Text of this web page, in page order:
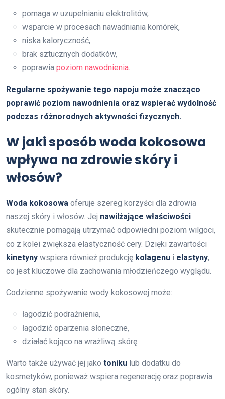
pomaga w uzupełnianiu elektrolitów,
wsparcie w procesach nawadniania komórek,
niska kaloryczność,
brak sztucznych dodatków,
poprawia poziom nawodnienia
Regularne spożywanie tego napoju może znacząco
poprawić poziom nawodnienia oraz wspierać wydolność
podczas różnorodnych aktywności fizycznych.
W jaki sposób woda kokosowa
wpływa na zdrowie skóry i
włosów?
Woda kokosowa oferuje szereg korzyści dla zdrowia
naszej skóry i włosów. Jej nawilżające właściwości
skutecznie pomagają utrzymać odpowiedni poziom wilgoci,
co z kolei zwiększa elastyczność cery. Dzięki zawartości
kinetyny wspiera również produkcję kolagenu i elastyny,
co jest kluczowe dla zachowania młodzieńczego wyglądu.
Codzienne spożywanie wody kokosowej może:
łagodzić podrażnienia,
łagodzić oparzenia słoneczne,
działać kojąco na wrażliwą skórę.
Warto także używać jej jako toniku lub dodatku do
kosmetyków, ponieważ wspiera regenerację oraz poprawia
ogólny stan skóry.